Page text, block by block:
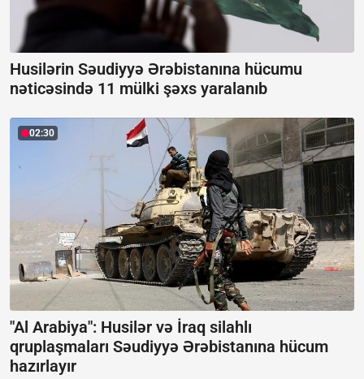
Husilərin Səudiyyə Ərəbistanına hücumu
nəticəsində 11 mülki şəxs yaralanıb
02:30
"Al Arabiya": Husilər və İraq silahlı
qruplaşmaları Səudiyyə Ərəbistanına hücum
hazırlayır